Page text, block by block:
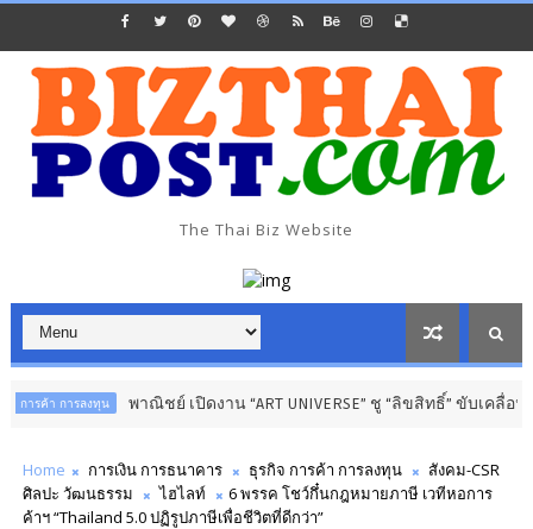
The Thai Biz Website
พาณิชย์ เปิดงาน “ART UNIVERSE” ชู “ลิขสิทธิ์” ขับเคลื่อนเศรษฐกิจสร้าง
Home การเงิน การธนาคาร ธุรกิจ การค้า การลงทุน
สังคม-CSR
ศิลปะ วัฒนธรรม
ไฮไลท์
6 พรรค โชว์กึ๋นกฎหมายภาษี เวทีหอการ
ค้าฯ “Thailand 5.0 ปฏิรูปภาษีเพื่อชีวิตที่ดีกว่า”